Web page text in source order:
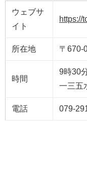
ウェブサ
イト
https://
所在地 〒670-
時間
9時30
一三五
電話 079-